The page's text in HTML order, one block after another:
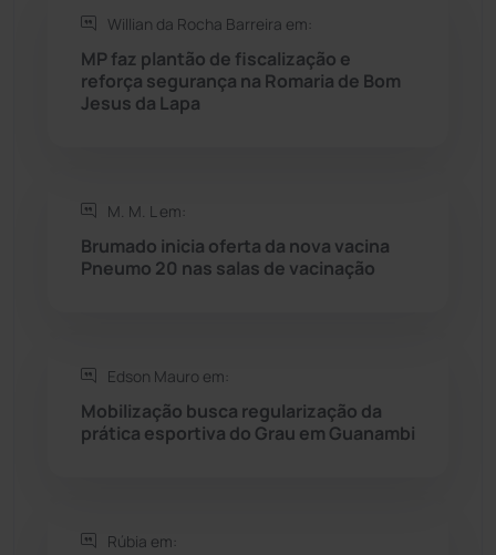
Rio de Contas
Rio do Antônio (203)
Saúde
Seabra
Sítio do Mato
Willian da Rocha Barreira em:
MP faz plantão de fiscalização e
reforça segurança na Romaria de Bom
Jesus da Lapa
M. M. L em:
Brumado inicia oferta da nova vacina
Pneumo 20 nas salas de vacinação
Edson Mauro em:
Mobilização busca regularização da
prática esportiva do Grau em Guanambi
Rúbia em: